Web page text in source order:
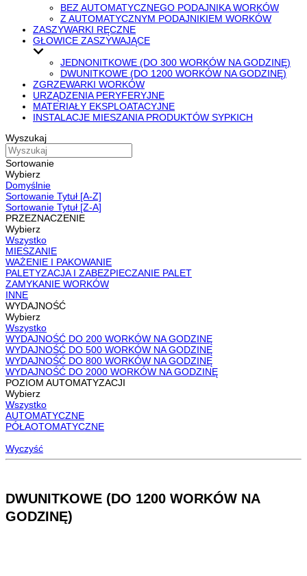
BEZ AUTOMATYCZNEGO PODAJNIKA WORKÓW
Z AUTOMATYCZNYM PODAJNIKIEM WORKÓW
ZASZYWARKI RĘCZNE
GŁOWICE ZASZYWAJĄCE
JEDNONITKOWE (DO 300 WORKÓW NA GODZINĘ)
DWUNITKOWE (DO 1200 WORKÓW NA GODZINĘ)
ZGRZEWARKI WORKÓW
URZĄDZENIA PERYFERYJNE
MATERIAŁY EKSPLOATACYJNE
INSTALACJE MIESZANIA PRODUKTÓW SYPKICH
Wyszukaj
Sortowanie
Wybierz
Domyślnie
Sortowanie Tytuł [A-Z]
Sortowanie Tytuł [Z-A]
PRZEZNACZENIE
Wybierz
Wszystko
MIESZANIE
WAŻENIE I PAKOWANIE
PALETYZACJA I ZABEZPIECZANIE PALET
ZAMYKANIE WORKÓW
INNE
WYDAJNOŚĆ
Wybierz
Wszystko
WYDAJNOŚĆ DO 200 WORKÓW NA GODZINĘ
WYDAJNOŚĆ DO 500 WORKÓW NA GODZINĘ
WYDAJNOŚĆ DO 800 WORKÓW NA GODZINĘ
WYDAJNOŚĆ DO 2000 WORKÓW NA GODZINĘ
POZIOM AUTOMATYZACJI
Wybierz
Wszystko
AUTOMATYCZNE
PÓŁAOTOMATYCZNE
Wyczyść
DWUNITKOWE (DO 1200 WORKÓW NA
GODZINĘ)